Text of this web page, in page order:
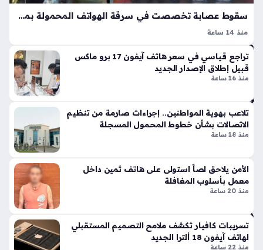
مي
ن
بع
فق
ة
الن
ج
الني
جي
ري
ى
شر
وط
وق
ف
الم
فا
ج
ئ
لم
وق
ع
بوا
بة
شر
وق
الإ
ري
ال
ش
سقوط عصابة تخصصت في سرقة الهواتف المحمولة بمدينة سوهاج بعد مطاردة أمنية
منذ 14 ساعة
التواصل الاجتماعي حول واقعة سرقة هاتف محمول في محافظة
سوهاج، حيث تضمن المنشور صورا ومقطع فيديو يوثق الحادثة،
تراجع قياسي في سعر هاتف آيفون 17 برو ماكس
قبيل إطلاق الإصدار الجديد
منذ 16 ساعة
تلاعب بهوية المواطنين.. إجراءات صارمة من تنظيم
الاتصالات بشأن خطوط المحمول المسجلة
منذ 18 ساعة
الأمن يلاحق لصاً استولى على هاتف ثمين داخل
معمل بأسلوب المغافلة
منذ 20 ساعة
تسريبات كافيار تكشف ملامح التصميم المستقبلي
لهاتف آيفون 18 ألترا الجديد
منذ 22 ساعة